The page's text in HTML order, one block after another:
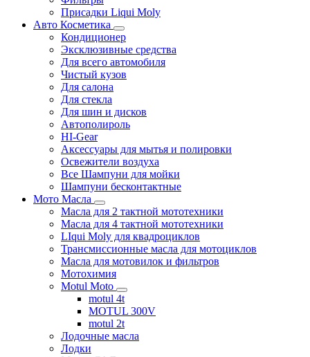
Присадки Liqui Moly
Авто Косметика
Кондиционер
Эксклюзивные средства
Для всего автомобиля
Чистый кузов
Для салона
Для стекла
Для шин и дисков
Автополироль
HI-Gear
Аксессуары для мытья и полировки
Освежители воздуха
Все Шампуни для мойки
Шампуни бесконтактные
Мото Масла
Масла для 2 тактной мототехники
Масла для 4 тактной мототехники
LIqui Moly для квадроциклов
Трансмиссионные масла для мотоциклов
Масла для мотовилок и фильтров
Мотохимия
Motul Moto
motul 4t
MOTUL 300V
motul 2t
Лодочные масла
Лодки